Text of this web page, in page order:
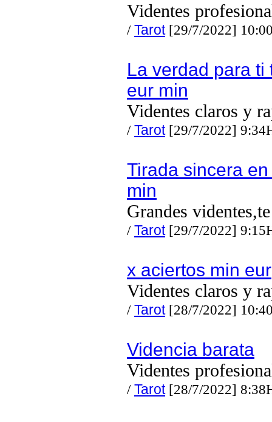
Videntes
/Tarot[29/7/2022]
La verdad para ti
eur min
Videntes claros y
/Tarot[29/7/2022]
Tirada sincera
min
Grandes
/Tarot[29/7/2022]
x aciertos min eur
Videntes claros y
/Tarot[28/7/2022]
Videncia barata
Videntes
/Tarot[28/7/2022]